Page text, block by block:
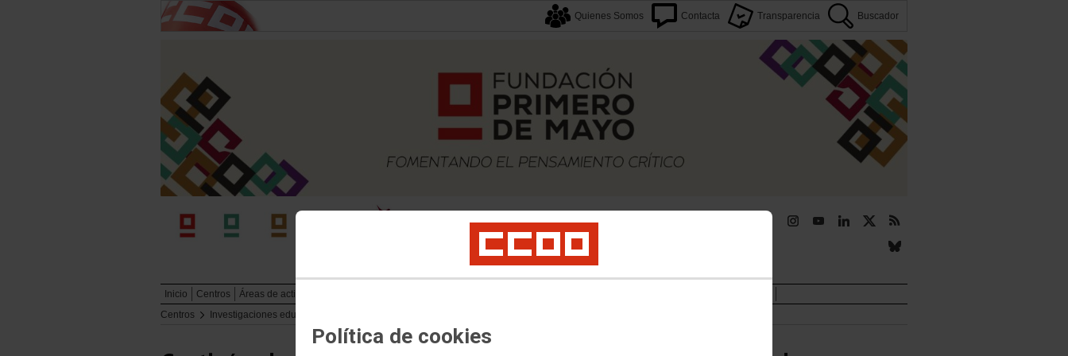
Política de cookies
Quienes Somos Contacta Transparencia Buscador
Inicio Centros Áreas de actividad
Centros
Investigaciones educativas